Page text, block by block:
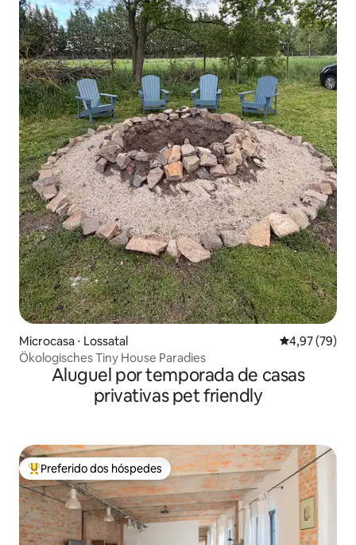
Microcasa ⋅ Lossatal 4,97 de uma
4,97 (79)
Ökologisches Tiny House Paradies
Aluguel por temporada de casas
privativas pet friendly
Entre os melhores preferidos dos hóspedes
Preferido dos hóspedes